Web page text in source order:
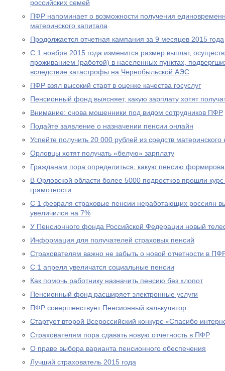
российских семей
ПФР напоминает о возможности получения
материнского капитала
Продолжается отчетная кампания за 9 месяцев 2015 года
С 1 ноября 2015 года изменится размер выплат,
проживанием (работой) в населенных пунктах,
вследствие катастрофы на Чернобыльской АЭС
ПФР взял высокий старт в оценке качества госуслуг
Пенсионный фонд выясняет, какую зарплату хотят
Внимание: снова мошенники под видом сотрудников ПФР
Подайте заявление о назначении пенсии онлайн
Успейте получить 20 000 рублей из средств материнского
Орловцы хотят получать «белую» зарплату
Гражданам пора определиться, какую пенсию
В Орловской области более 5000 подростков прошли
грамотности
С 1 февраля страховые пенсии неработающих россиян
увеличился на 7%
У Пенсионного фонда Российской Федерации новый
Информация для получателей страховых пенсий
Страхователям важно не забыть о новой отчетности в
С 1 апреля увеличатся социальные пенсии
Как помочь работнику назначить пенсию без хлопот
Пенсионный фонд расширяет электронные услуги
ПФР совершенствует Пенсионный калькулятор
Стартует второй Всероссийский конкурс «Спасибо
Страхователям пора сдавать новую отчетность в ПФР
О праве выбора варианта пенсионного обеспечения
Лучший страхователь 2015 года